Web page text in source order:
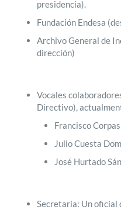
presidencia).
Fundación Endesa
Archivo General de
dirección)
Vocales
Directivo),
Francisco
Julio Cuesta
José Hurtado
Secretaría: Un oficial